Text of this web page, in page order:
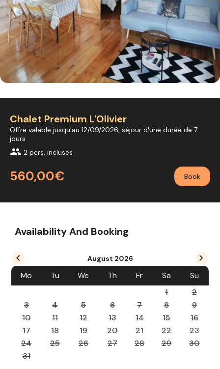
Chalet Premium L'Olivier
Offre valable jusqu'au 12/09/2026, séjour d'une durée de 7
jours
group 2 pers. incluses
560,00€ Book
Availability And Booking
August 2026
Mo Tu We Th Fr Sa
Su
1
2
3
4 5 6 7 8
9
10
11 12 13 14 15
16
17
18 19 20 21 22
23
24
25 26 27 28 29
30
31